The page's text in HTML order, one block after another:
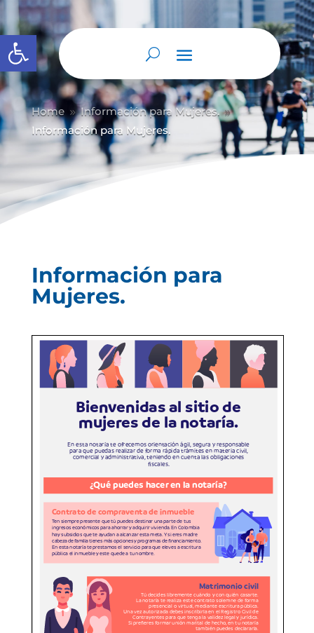
Abrir barra de herramientas
Home 9 Información para Mujeres. 9
Información para Mujeres.
Información para
Mujeres.